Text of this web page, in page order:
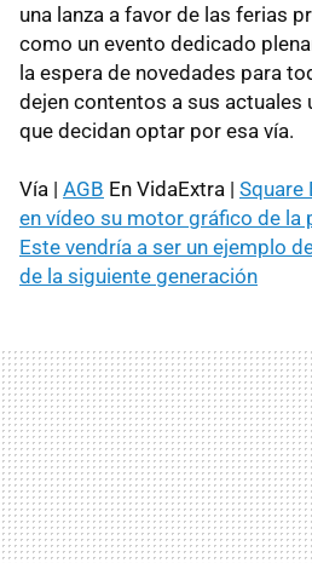
una lanza a favor de las ferias
como un evento dedicado
la espera de novedades para
dejen contentos a sus actuales
que decidan optar por esa vía.
Vía | AGB En VidaExtra | Square
en vídeo su motor gráfico de la
Este vendría a ser un ejemplo
de la siguiente generación